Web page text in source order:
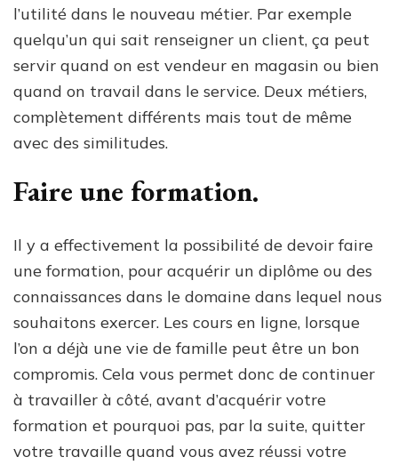
l’utilité dans le nouveau métier. Par exemple
quelqu’un qui sait renseigner un client, ça peut
servir quand on est vendeur en magasin ou bien
quand on travail dans le service. Deux métiers,
complètement différents mais tout de même
avec des similitudes.
Faire une formation.
Il y a effectivement la possibilité de devoir faire
une formation, pour acquérir un diplôme ou des
connaissances dans le domaine dans lequel nous
souhaitons exercer. Les cours en ligne, lorsque
l’on a déjà une vie de famille peut être un bon
compromis. Cela vous permet donc de continuer
à travailler à côté, avant d’acquérir votre
formation et pourquoi pas, par la suite, quitter
votre travaille quand vous avez réussi votre